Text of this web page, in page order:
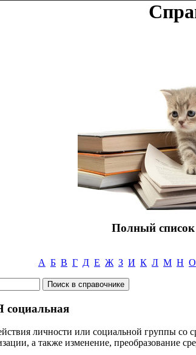
Полный список
А Б В Г Д Е Ж З И К Л М Н О
личности или социальной группы со
а также изменение, преобразование